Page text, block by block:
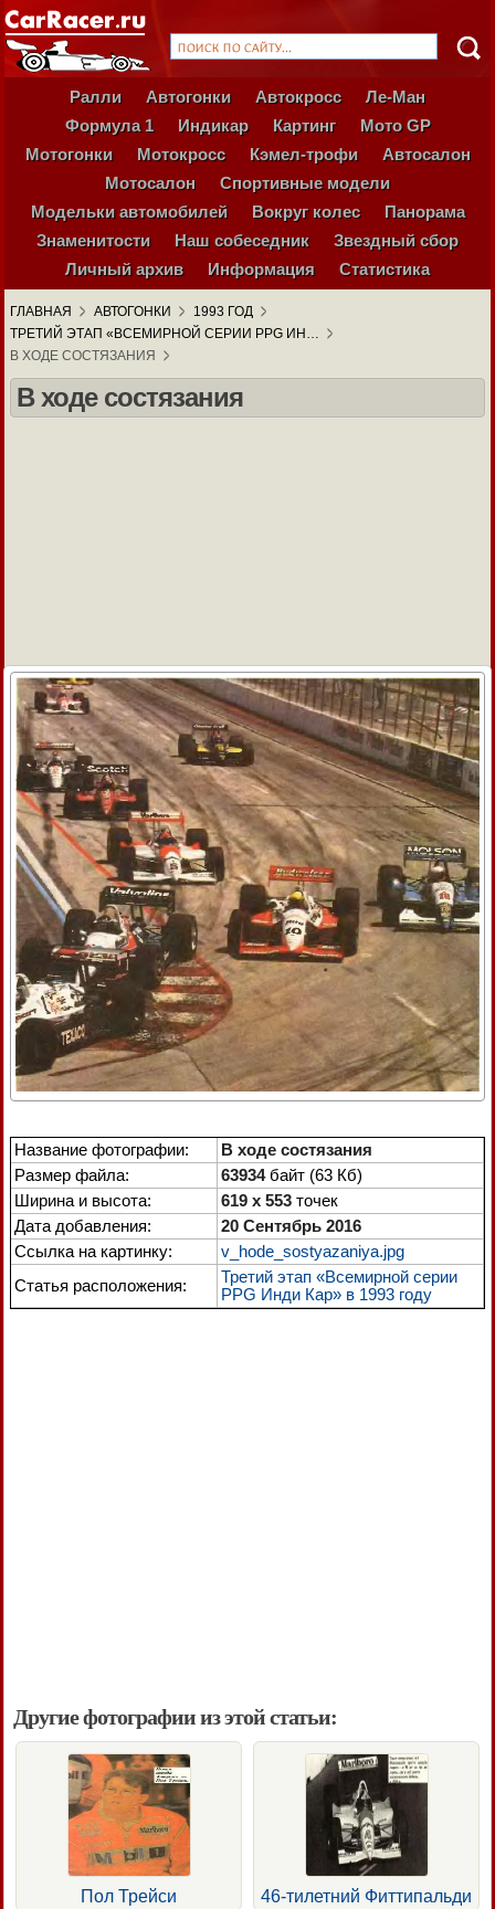
Ралли Автогонки Автокросс
Ле-Ман
Формула 1
Индикар Картинг
Мото GP
Мотогонки
Мотокросс Кэмел-трофи
Автосалон
Мотосалон
Спортивные модели
Модельки автомобилей
Вокруг колес
Панорама
Знаменитости
Наш собеседник
Звездный сбор
Личный архив
Информация Статистика
ГЛАВНАЯ АВТОГОНКИ
1993 ГОД
ТРЕТИЙ ЭТАП «ВСЕМИРНОЙ СЕРИИ PPG ИН…
В ХОДЕ СОСТЯЗАНИЯ
В ходе состязания
Название фотографии:
В ходе состязания
Размер файла:
63934байт (63 Кб)
Ширина и высота:
619 x 553 точек
Дата добавления:
20 Сентябрь 2016
Ссылка на картинку:
v_hode_sostyazaniya.jpg
Статья расположения:
Третий этап «Всемирной серии
PPG Инди Кар» в 1993 году
Другие фотографии из этой статьи:
Пол Трейси 46-тилетний Фиттипальди